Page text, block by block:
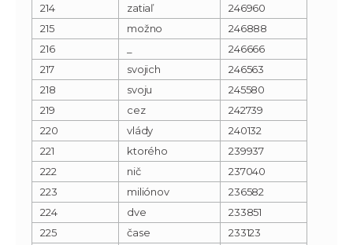
214
zatiaľ
246960
215
možno
246888
216
246666
217
svojich
246563
218
svoju
245580
219
cez
242739
220
vlády
240132
221
ktorého
239937
222
nič
237040
223
miliónov
236582
224
dve
233851
225
čase
233123